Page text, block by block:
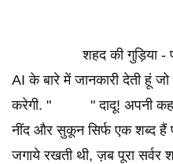
शहद की गुड़िया -
AI के बारे में जानकारी देती हूं
करेगी. " " दादू! अपनी
नींद और सुकून सिर्फ एक शब्द हैं
जगाये रखती थी, ज़ब पूरा